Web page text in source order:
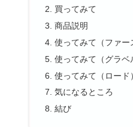
買ってみて
商品説明
使ってみて（ファー
使ってみて（グラベ
使ってみて（ロード）
気になるところ
結び